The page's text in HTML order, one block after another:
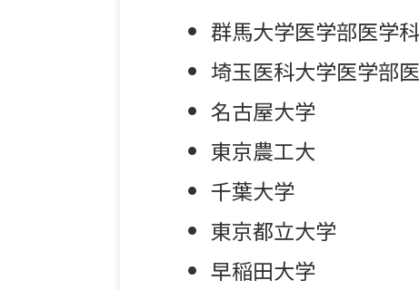
群馬大学医学部医学科
埼玉医科大学医学部
名古屋大学
東京農工大
千葉大学
東京都立大学
早稲田大学